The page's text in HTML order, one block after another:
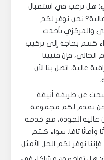
هل ترغب في استقبال
نحن نوفر لكم
والمركزي بأحدث
كنتم بحاجة إلى تركيب
فإن فنيينا
عالية. اتصل بنا الآن
عن طريقة أنيقة
نقدم لكم مجموعة
عالية الجودة، مع خدمة
وأمانًا تامًا. سواء كنتم
فإننا نوفر لكم الحل الأمثل.